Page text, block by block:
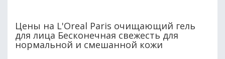
Цены на L'Oreal Paris очищающий гель
для лица Бесконечная свежесть для
нормальной и смешанной кожи